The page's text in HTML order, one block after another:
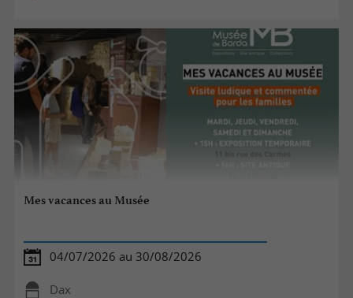
Mes vacances au Musée
04/07/2026 au 30/08/2026
Dax